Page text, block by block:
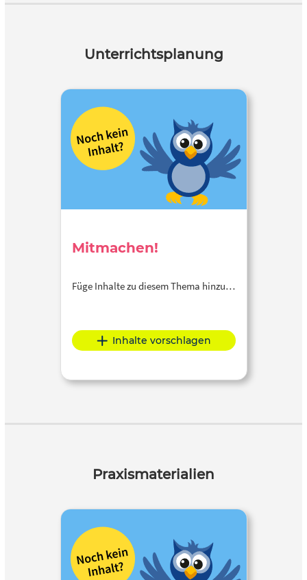
Unterrichtsplanung
Mitmachen!
Füge Inhalte zu diesem Thema hinzu…
Inhalte vorschlagen
Praxismaterialien